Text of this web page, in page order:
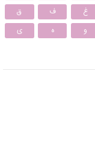
غ ف
ق
و ه ی